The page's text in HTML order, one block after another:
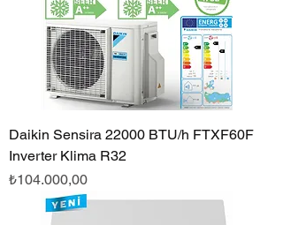
Daikin Sensira 22000 BTU/h FTXF60F
Inverter Klima R32
Fiyat
₺104.000,00